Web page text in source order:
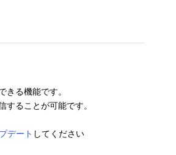
る機能です。
ることが可能です。
デート してください